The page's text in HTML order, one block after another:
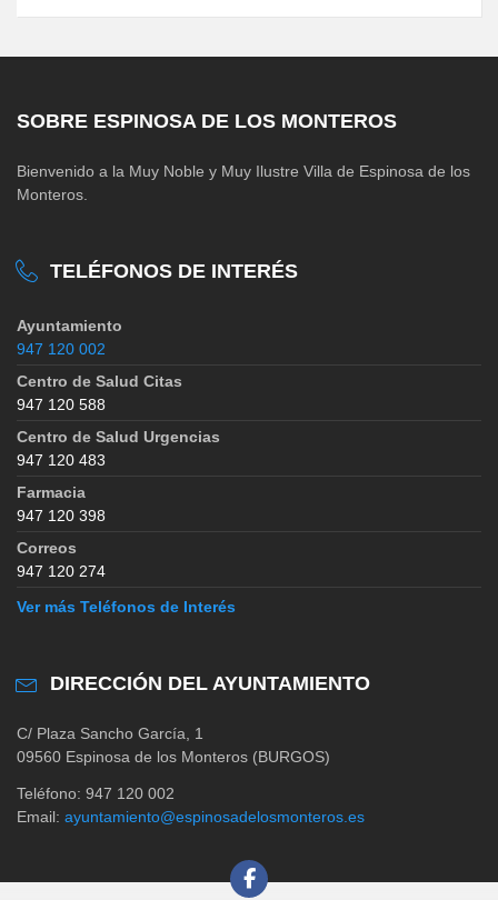
SOBRE ESPINOSA DE LOS MONTEROS
Bienvenido a la Muy Noble y Muy Ilustre Villa de Espinosa de los
Monteros.
TELÉFONOS DE INTERÉS
Ayuntamiento
947 120 002
Centro de Salud Citas
947 120 588
Centro de Salud Urgencias
947 120 483
Farmacia
947 120 398
Correos
947 120 274
Ver más Teléfonos de Interés
DIRECCIÓN DEL AYUNTAMIENTO
C/ Plaza Sancho García, 1
09560 Espinosa de los Monteros (BURGOS)
Teléfono: 947 120 002
Email: ayuntamiento@espinosadelosmonteros.es